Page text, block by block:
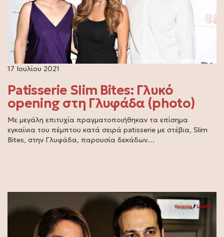
17 Ιουλίου 2021
Patisserie Slim Bites: Γλυκό
opening στη Γλυφάδα (photo)
Με μεγάλη επιτυχία πραγματοποιήθηκαν τα επίσημα
εγκαίνια του πέμπτου κατά σειρά patisserie με στέβια, Slim
Bites, στην Γλυφάδα, παρουσία δεκάδων…